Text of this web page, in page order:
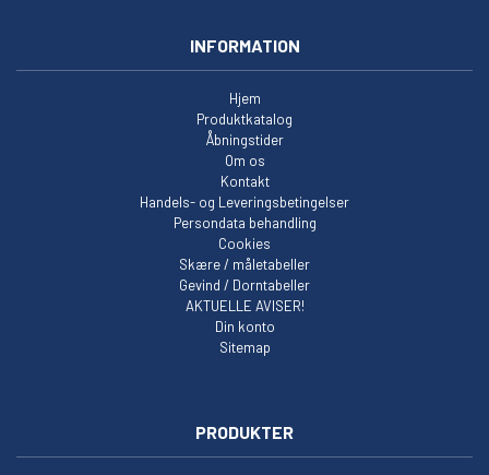
INFORMATION
Hjem
Produktkatalog
Åbningstider
Om os
Kontakt
Handels- og Leveringsbetingelser
Persondata behandling
Cookies
Skære / måletabeller
Gevind / Dorntabeller
AKTUELLE AVISER!
Din konto
Sitemap
PRODUKTER